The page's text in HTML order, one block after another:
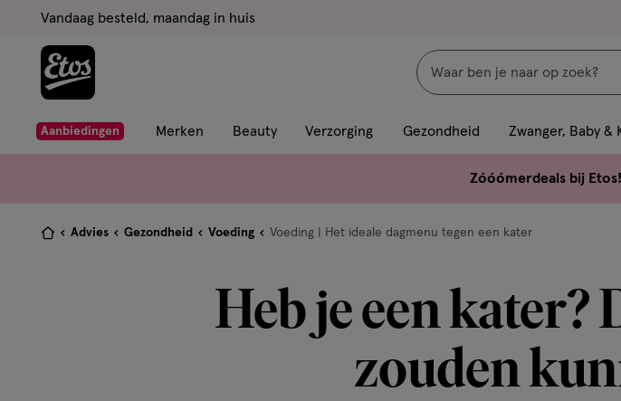
ga
de
hoofd
ga
naar
Vandaag besteld, maandag in huis
Zoeken
met
dit
geavanceerde
Aanbiedingen Merken Beauty Verzorging Gezondheid Zwanger, Baby &
Zóóómerdeals bij Etos!
Je
Advies Gezondheid Voeding Voeding | Het ideale dagmenu tegen een kater
Heb je een kater?
zouden